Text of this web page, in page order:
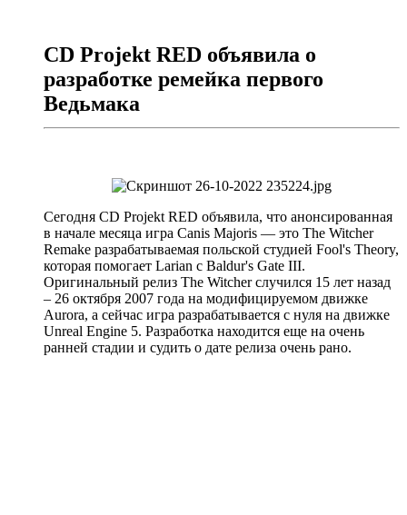
CD Projekt RED объявила о
разработке ремейка первого
Ведьмака
Сегодня CD Projekt RED объявила, что анонсированная
в начале месяца игра Canis Majoris — это The Witcher
Remake разрабатываемая польской студией Fool's Theory,
которая помогает Larian c Baldur's Gate III.
Оригинальный релиз The Witcher случился 15 лет назад
– 26 октября 2007 года на модифицируемом движке
Aurora, а сейчас игра разрабатывается с нуля на движке
Unreal Engine 5. Разработка находится еще на очень
ранней стадии и судить о дате релиза очень рано.